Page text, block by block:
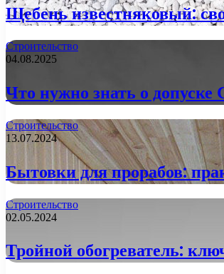
Щебень известняковый:
Строительство
04.08.2025
Что нужно знать о
Строительство
13.07.2024
Бытовки для прорабов:
Строительство
02.05.2024
Тройной обогреватель: